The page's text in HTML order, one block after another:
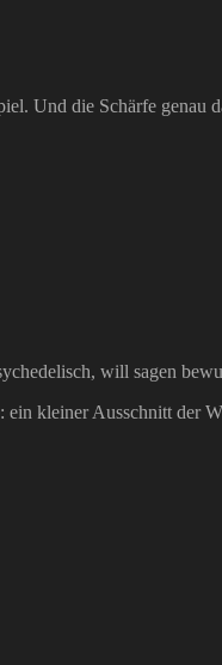
Und die Schärfe genau
will sagen
kleiner Ausschnitt der